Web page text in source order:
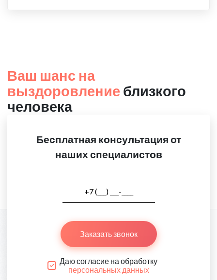
Ваш шанс на
выздоровление близкого
человека
Бесплатная консультация от
наших специалистов
Заказать звонок
Даю согласие на обработку
персональных данных